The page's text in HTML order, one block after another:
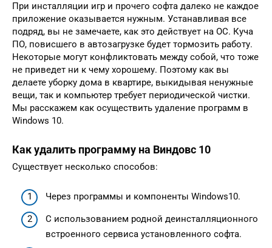
При инсталляции игр и прочего софта далеко не каждое
приложение оказывается нужным. Устанавливая все
подряд, вы не замечаете, как это действует на ОС. Куча
ПО, повисшего в автозагрузке будет тормозить работу.
Некоторые могут конфликтовать между собой, что тоже
не приведет ни к чему хорошему. Поэтому как вы
делаете уборку дома в квартире, выкидывая ненужные
вещи, так и компьютер требует периодической чистки.
Мы расскажем как осуществить удаление программ в
Windows 10.
Как удалить программу на Виндовс 10
Существует несколько способов:
Через программы и компоненты Windows10.
С использованием родной деинсталляционного
встроенного сервиса установленного софта.